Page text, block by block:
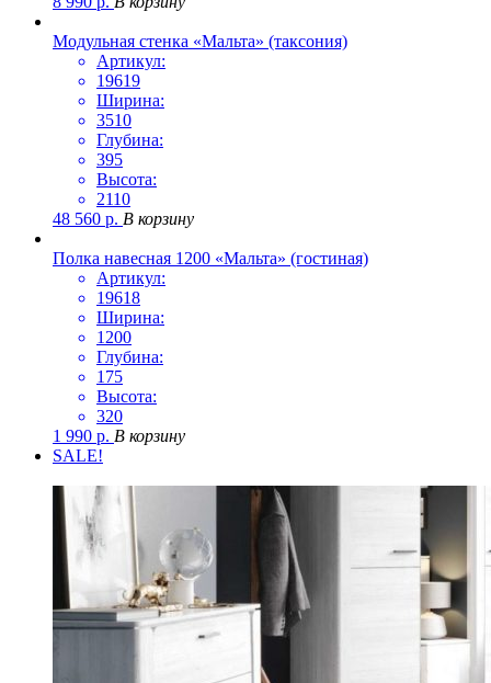
Модульная стенка «Мальта» (таксония)
Артикул:
19619
Ширина:
3510
Глубина:
395
Высота:
2110
48 560 р. В корзину
Полка навесная 1200 «Мальта» (гостиная)
Артикул:
19618
Ширина:
1200
Глубина:
175
Высота:
320
1 990 р. В корзину
SALE!